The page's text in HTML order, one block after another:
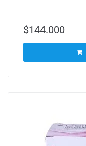
$144.000